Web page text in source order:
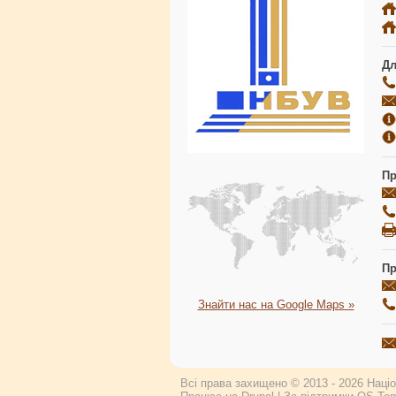
Знайти нас на Google Maps »
Всі права захищено © 2013 - 2026